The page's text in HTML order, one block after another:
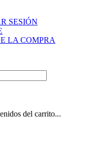
SESIÓN
LA COMPRA
del carrito...